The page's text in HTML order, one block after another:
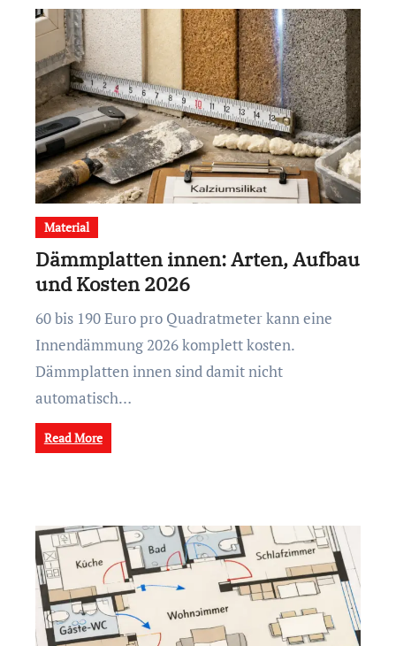
Material
Dämmplatten innen: Arten, Aufbau
und Kosten 2026
60 bis 190 Euro pro Quadratmeter kann eine
Innendämmung 2026 komplett kosten.
Dämmplatten innen sind damit nicht
automatisch…
Read More